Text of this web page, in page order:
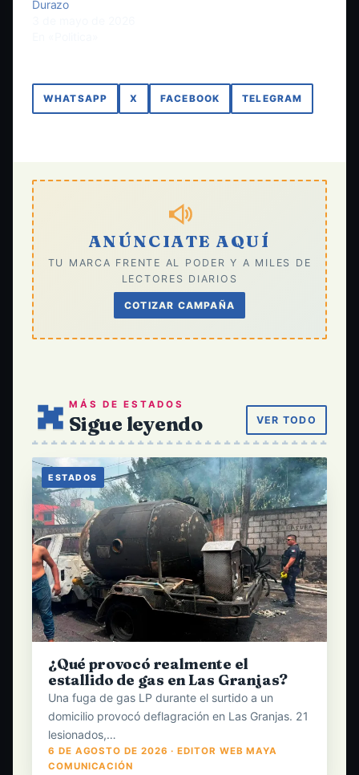
Durazo
WHATSAPP X FACEBOOK TELEGRAM
ANÚNCIATE AQUÍ
TU MARCA FRENTE AL PODER Y A MILES DE
LECTORES DIARIOS
COTIZAR CAMPAÑA
MÁS DE ESTADOS
Sigue leyendo VER TODO
ESTADOS
¿Qué provocó realmente el
estallido de gas en Las Granjas?
Una fuga de gas LP durante el surtido a un
domicilio provocó deflagración en Las Granjas. 21
lesionados,…
6 DE AGOSTO DE 2026 · EDITOR WEB MAYA
COMUNICACIÓN